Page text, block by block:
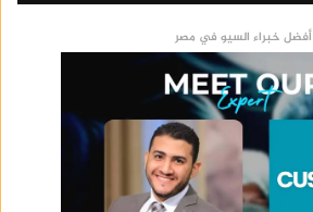
أفضل خبراء السيو في مصر